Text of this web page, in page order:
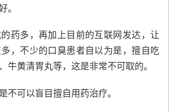
。
药多，再加上目前的互联网发达，让
，不少的口臭患者自以为是，擅自吃
牛黄清胃丸等，这是非常不可取的。
不可以盲目擅自用药治疗。